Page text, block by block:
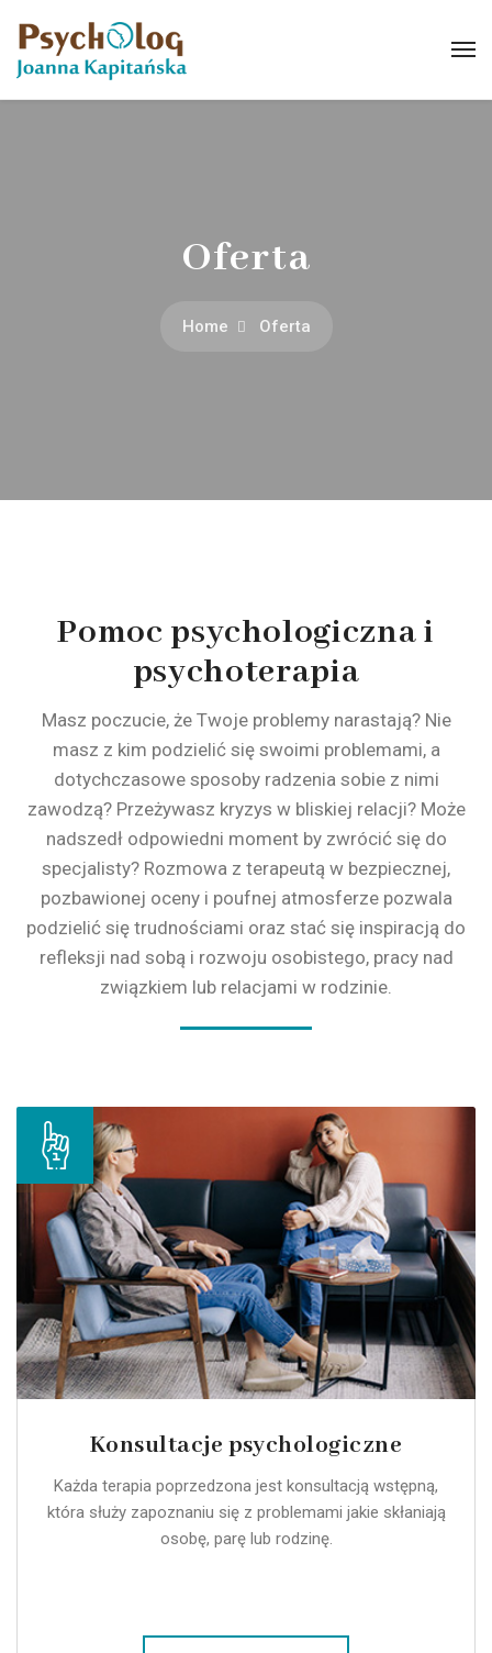
Oferta
Home Oferta
Pomoc psychologiczna i
psychoterapia
Masz poczucie, że Twoje problemy narastają?Nie
masz z kim podzielić się swoimi problemami, a
dotychczasowe sposoby radzenia sobie z nimi
zawodzą? Przeżywasz kryzys w bliskiej relacji? Może
nadszedł odpowiedni moment by zwrócić się do
specjalisty? Rozmowa z terapeutą w bezpiecznej,
pozbawionej oceny i poufnej atmosferze pozwala
podzielić się trudnościami oraz stać się inspiracją do
refleksji nad sobą i rozwoju osobistego, pracy nad
związkiem lub relacjami w rodzinie.
Konsultacje psychologiczne
Każda terapia poprzedzona jest konsultacją wstępną,
która służy zapoznaniu się z problemami jakie skłaniają
osobę, parę lub rodzinę.